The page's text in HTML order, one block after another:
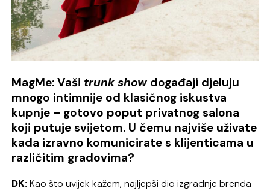
MagMe: Vaši trunk show događaji djeluju
mnogo intimnije od klasičnog iskustva
kupnje – gotovo poput privatnog salona
koji putuje svijetom. U čemu najviše uživate
kada izravno komunicirate s klijenticama u
različitim gradovima?
DK:Kao što uvijek kažem, najljepši dio izgradnje brenda